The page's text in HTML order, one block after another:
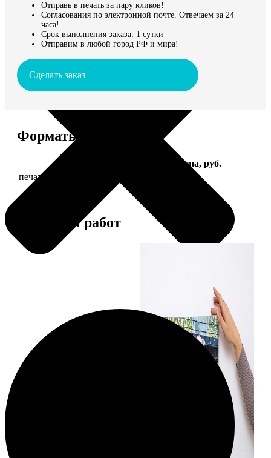
Отправь в печать за пару кликов!
Согласования по электронной почте. Отвечаем за 24
часа!
Срок выполнения заказа: 1 сутки
Отправим в любой город РФ и мира!
Сделать заказ
Форматы и цены
Цена, руб.
печать фото на холсте с подрамником
Примеры работ